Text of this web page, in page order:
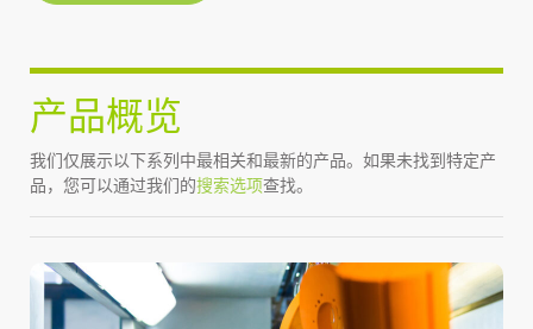
产品概览
我们仅展示以下系列中最相关和最新的产品。如果未找到特定产
品，您可以通过我们的搜索选项查找。